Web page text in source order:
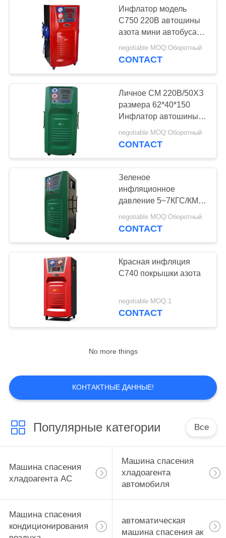
Инфлатор модель
С750 220В автошины
азота мини автобуса
личный красная/
голубая
negotiable MOQ:Оборотный
CONTACT
Личное СМ 220В/50ХЗ
размера 62*40*150
Инфлатор автошины
азота
negotiable MOQ:Оборотный
CONTACT
Зеленое
инфляционное
давление 5~7КГС/КМ2
инфляции покрышки
азота С750
negotiable MOQ:Оборотный
CONTACT
Красная инфляция
С740 покрышки азота
negotiable MOQ:1
CONTACT
No more things
КОНТАКТНЫЕ ДАННЫЕ!
Популярные категории Все
Машина спасения
хладоагента AC
Машина спасения
хладоагента
автомобиля
Машина спасения
кондиционирования
автоматическая
машина спасения ак